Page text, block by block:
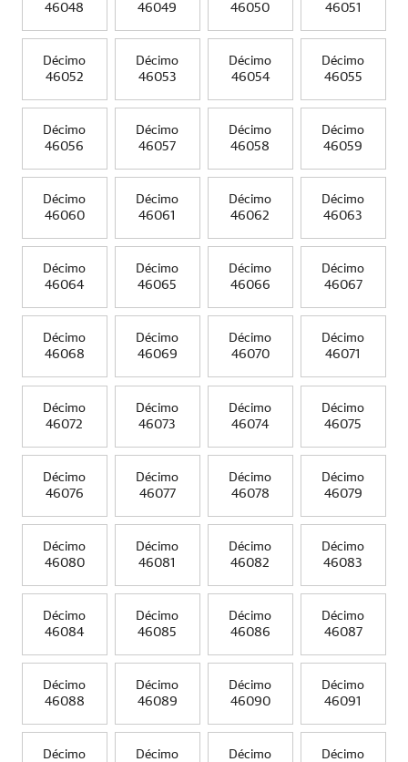
46048
46049
46050
46051
Décimo
46052
Décimo
46053
Décimo
46054
Décimo
46055
Décimo
46056
Décimo
46057
Décimo
46058
Décimo
46059
Décimo
46060
Décimo
46061
Décimo
46062
Décimo
46063
Décimo
46064
Décimo
46065
Décimo
46066
Décimo
46067
Décimo
46068
Décimo
46069
Décimo
46070
Décimo
46071
Décimo
46072
Décimo
46073
Décimo
46074
Décimo
46075
Décimo
46076
Décimo
46077
Décimo
46078
Décimo
46079
Décimo
46080
Décimo
46081
Décimo
46082
Décimo
46083
Décimo
46084
Décimo
46085
Décimo
46086
Décimo
46087
Décimo
46088
Décimo
46089
Décimo
46090
Décimo
46091
Décimo Décimo Décimo Décimo